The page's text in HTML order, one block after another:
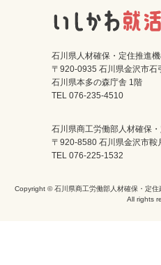
ログイン
石川県人材確保・定住推進
〒920-0935 石川県金沢市石
石川県本多の森庁舎 1階
TEL 076-235-4510
石川県商工労働部人材確保
〒920-8580 石川県金沢市鞍
TEL 076-225-1532
Copyright © 石川県商工労働部人材確保・定
All rights